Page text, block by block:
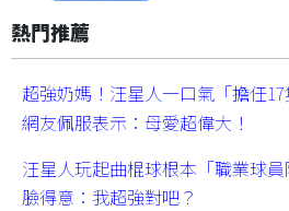
熱門推薦
超強奶媽！汪星人一口氣「擔任
網友佩服表示：母愛超偉大！
汪星人玩起曲棍球根本「職業球
臉得意：我超強對吧？